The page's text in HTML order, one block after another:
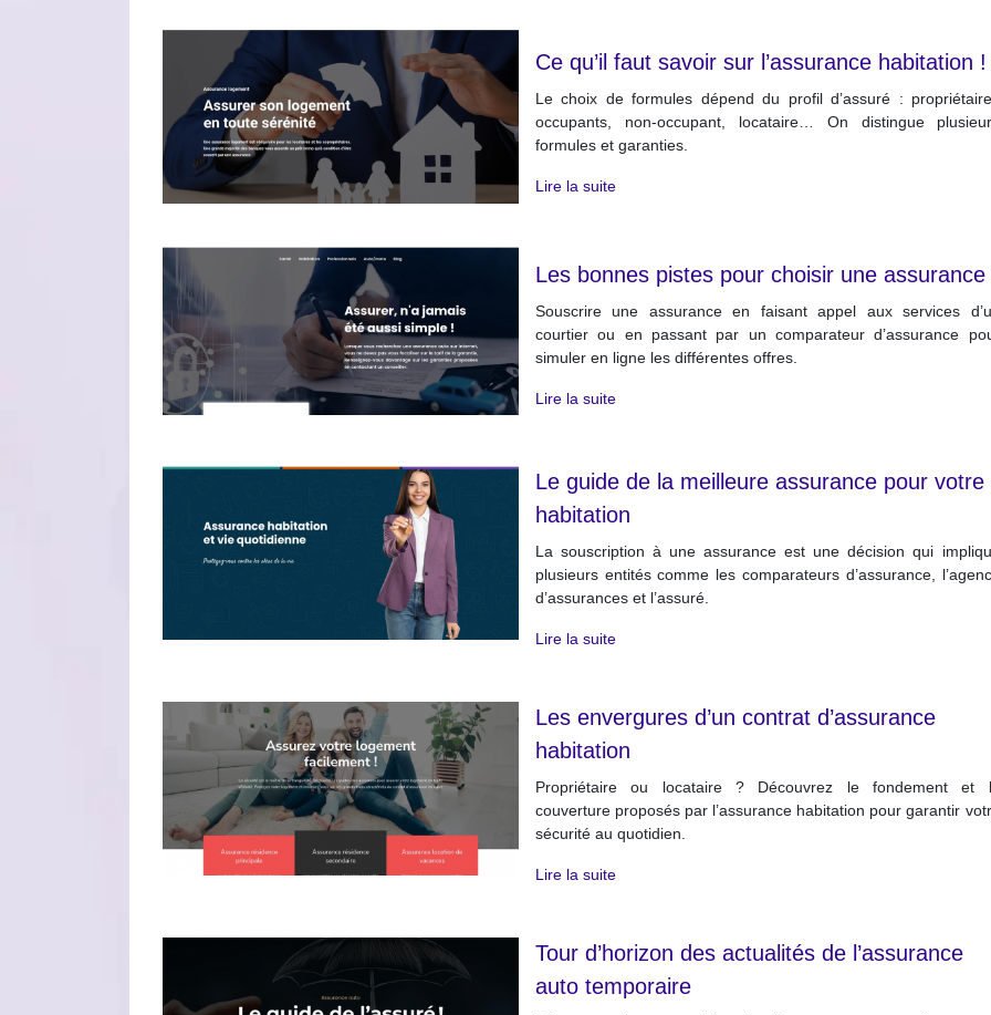
Ce qu’il faut savoir sur l’assurance habitation !
Le choix de formules dépend du profil d’assuré :
occupants, non-occupant, locataire… On distingue
formules et garanties.
Lire la suite
Les bonnes pistes pour choisir une assurance
Souscrire une assurance en faisant appel aux services
courtier ou en passant par un comparateur d’assurance
simuler en ligne les différentes offres.
Lire la suite
Le guide de la meilleure assurance pour votre
habitation
La souscription à une assurance est une décision qui
plusieurs entités comme les comparateurs d’assurance,
d’assurances et l’assuré.
Lire la suite
Les envergures d’un contrat d’assurance
habitation
Propriétaire ou locataire ? Découvrez le fondement et
couverture proposés par l’assurance habitation pour garantir
sécurité au quotidien.
Lire la suite
Tour d’horizon des actualités de l’assurance
auto temporaire